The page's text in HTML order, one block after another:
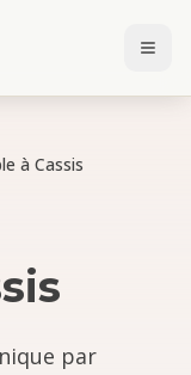
à Cassis
par